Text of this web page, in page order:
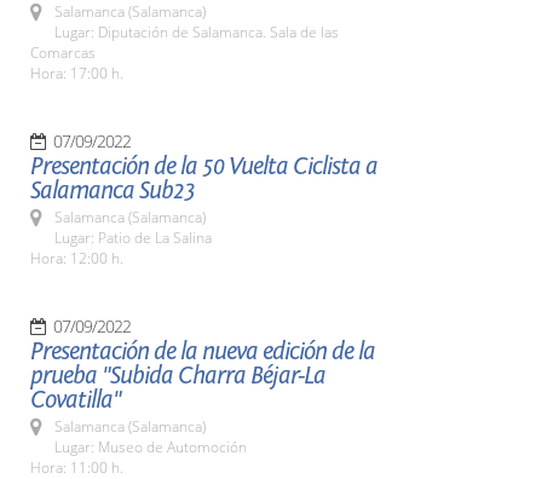
Salamanca (Salamanca)
Lugar: Diputación de Salamanca. Sala de las
Comarcas
Hora: 17:00 h.
07/09/2022
Presentación de la 50 Vuelta Ciclista a
Salamanca Sub23
Salamanca (Salamanca)
Lugar: Patio de La Salina
Hora: 12:00 h.
07/09/2022
Presentación de la nueva edición de la
prueba "Subida Charra Béjar-La
Covatilla"
Salamanca (Salamanca)
Lugar: Museo de Automoción
Hora: 11:00 h.